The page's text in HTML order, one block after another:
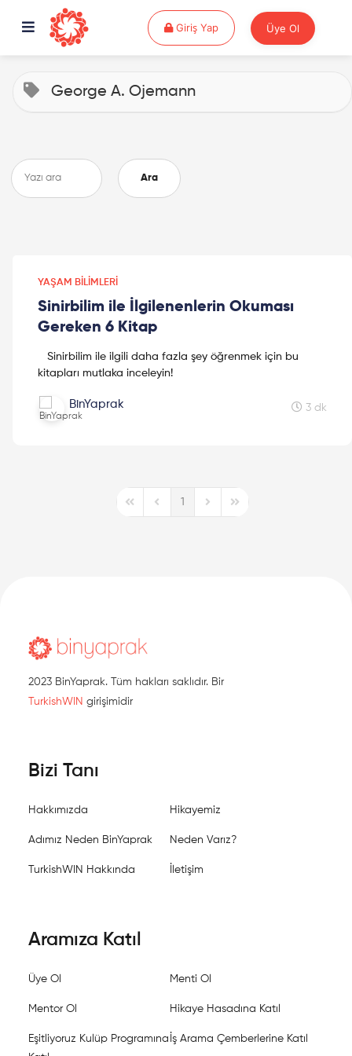
Giriş YapGiriş Yap Üye Ol
George A. Ojemann
Ara
YAŞAM BILIMLERI
Sinirbilim ile İlgilenenlerin Okuması
Gereken 6 Kitap
Sinirbilim ile ilgili daha fazla şey öğrenmek için bu
kitapları mutlaka inceleyin!
BinYaprak 3 dk
First PagePrevious Page
1
Next PageLast Page
2023 BinYaprak. Tüm hakları saklıdır. Bir
TurkishWIN girişimidir
Bizi Tanı
Hakkımızda Hikayemiz
Adımız Neden BinYaprak Neden Varız?
TurkishWIN Hakkında İletişim
Aramıza Katıl
Üye Ol Menti Ol
Mentor Ol Hikaye Hasadına Katıl
Eşitliyoruz Kulüp Programına İş Arama Çemberlerine Katıl